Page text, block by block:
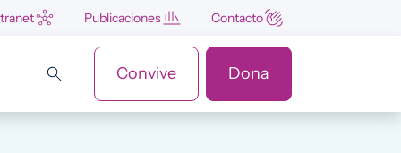
Publicaciones Contacto
Convive Dona